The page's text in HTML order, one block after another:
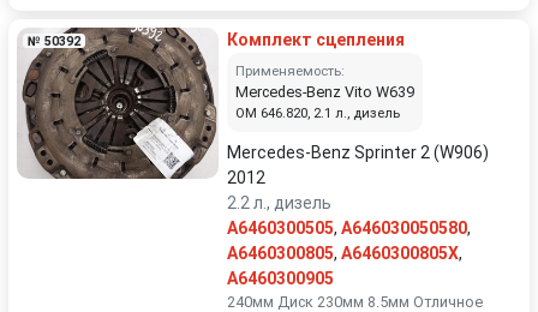
№ 50392 Комплект сцепления
Применяемость:
Mercedes-Benz Vito W639
OM 646.820, 2.1 л., дизель
Mercedes-Benz Sprinter 2 (W906)
2012
2.2 л., дизель
A6460300505, A646030050580,
A6460300805, A6460300805X,
A6460300905
240мм Диск 230мм 8.5мм Отличное